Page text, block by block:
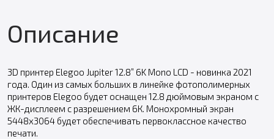
Описание
3D принтер Elegoo Jupiter 12.8” 6K Mono LCD - новинка 2021
года. Один из самых больших в линейке фотополимерных
принтеров Elegoo будет оснащен 12.8 дюймовым экраном с
ЖК-дисплеем с разрешением 6К. Монохромный экран
5448х3064 будет обеспечивать первоклассное качество
печати.